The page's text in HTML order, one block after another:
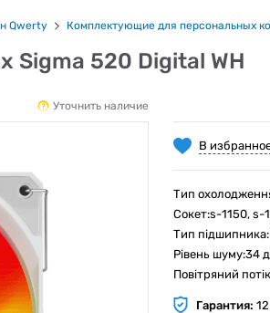
Qwerty Комплектующие для персональных
Sigma 520 Digital WH
Уточнить наличие
В
Тип
Сокет:s-1150, s-
Тип
Рівень шуму:34
Повітряний
Гарантия: